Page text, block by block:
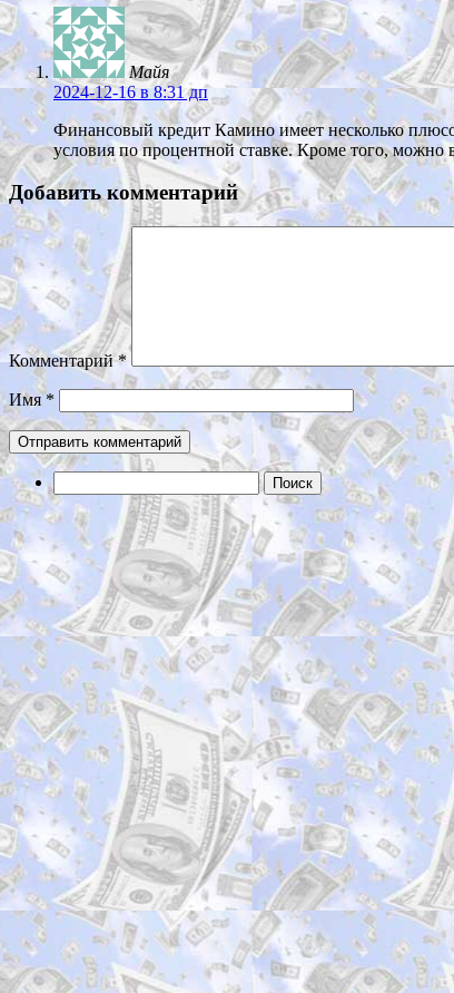
Майя
2024-12-16в 8:31 дп
Финансовый кредит Камино имеет несколько
условия по процентной ставке. Кроме того,
Добавить комментарий
Комментарий*
Имя*